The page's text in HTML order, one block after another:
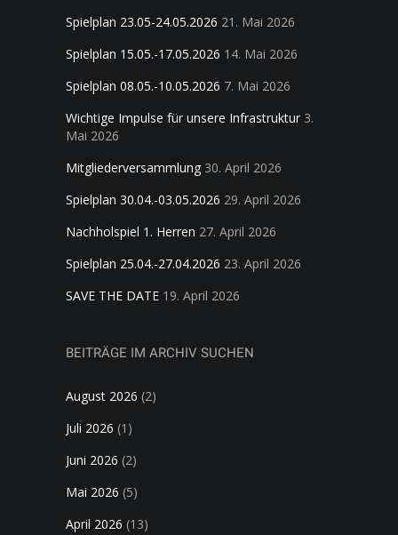
Spielplan 23.05-24.05.2026 21. Mai 2026
Spielplan 15.05.-17.05.2026 14. Mai 2026
Spielplan 08.05.-10.05.2026 7. Mai 2026
Wichtige Impulse für unsere Infrastruktur 3.
Mai 2026
Mitgliederversammlung 30. April 2026
Spielplan 30.04.-03.05.2026 29. April 2026
Nachholspiel 1. Herren 27. April 2026
Spielplan 25.04.-27.04.2026 23. April 2026
SAVE THE DATE 19. April 2026
BEITRÄGE IM ARCHIV SUCHEN
August 2026 (2)
Juli 2026 (1)
Juni 2026 (2)
Mai 2026 (5)
April 2026 (13)